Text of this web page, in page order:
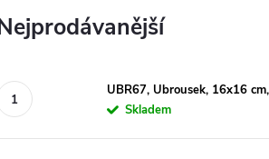
UBR67, Ubrousek, 16x16
Skladem